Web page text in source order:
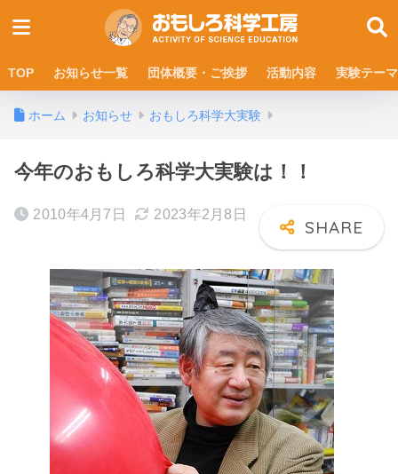
TOP お知らせ一覧 団体概要・ご挨拶 活動内容 実験テーマ
ホーム お知らせ おもしろ科学大実験
今年のおもしろ科学大実験は！！
2010年4月7日 2023年2月8日